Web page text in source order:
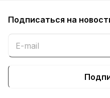
Подписаться на